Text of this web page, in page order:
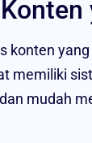
konten
memiliki
mudah